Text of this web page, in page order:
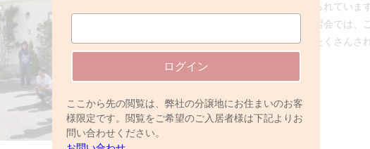
ポラスのメルマガ登録
ログイン
ここから先の閲覧は、弊社の分譲地にお住まいのお客
様限定です。閲覧をご希望のご入居者様は下記よりお
問い合わせください。
を味わえる華やかな植栽が植えられてい
は気になるところ。植栽剪定講習会では、
虫のチェックをしたり。質問もたくさんさ
子でした。